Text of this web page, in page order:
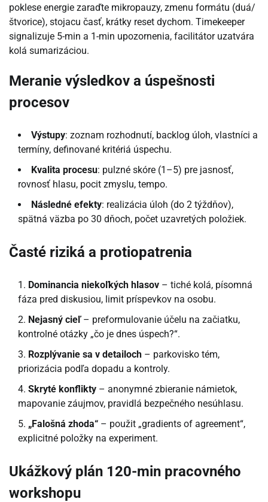
poklese energie zaraďte mikropauzy, zmenu formátu (duá/
štvorice), stojacu časť, krátky reset dychom. Timekeeper
signalizuje 5-min a 1-min upozornenia, facilitátor uzatvára
kolá sumarizáciou.
Meranie výsledkov a úspešnosti
procesov
Výstupy: zoznam rozhodnutí, backlog úloh, vlastníci a
termíny, definované kritériá úspechu.
Kvalita procesu: pulzné skóre (1–5) pre jasnosť,
rovnosť hlasu, pocit zmyslu, tempo.
Následné efekty: realizácia úloh (do 2 týždňov),
spätná väzba po 30 dňoch, počet uzavretých položiek.
Časté riziká a protiopatrenia
Dominancia niekoľkých hlasov – tiché kolá, písomná
fáza pred diskusiou, limit príspevkov na osobu.
Nejasný cieľ– preformulovanie účelu na začiatku,
kontrolné otázky „čo je dnes úspech?“.
Rozplývanie sa v detailoch – parkovisko tém,
priorizácia podľa dopadu a kontroly.
Skryté konflikty – anonymné zbieranie námietok,
mapovanie záujmov, pravidlá bezpečného nesúhlasu.
„Falošná zhoda“ – použit „gradients of agreement“,
explicitné položky na experiment.
Ukážkový plán 120-min pracovného
workshopu